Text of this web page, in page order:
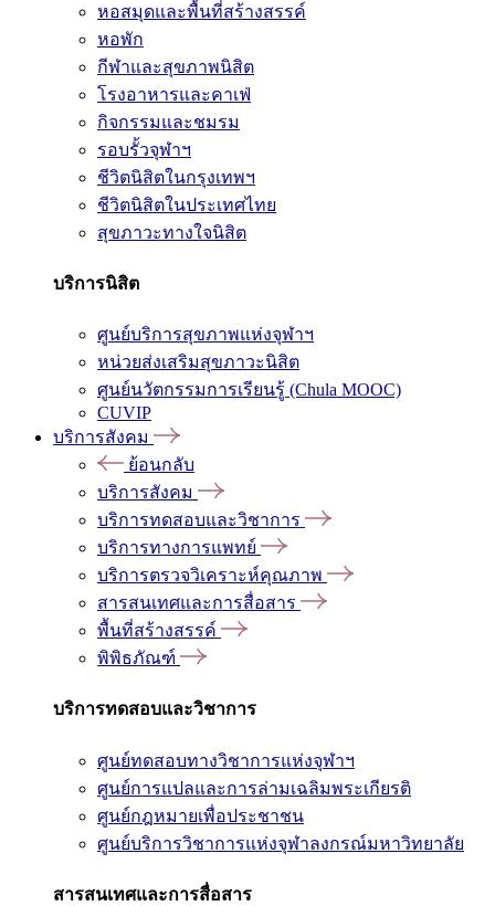
หอสมุดและพื้นที่สร้างสรรค์
หอพัก
กีฬาและสุขภาพนิสิต
โรงอาหารและคาเฟ่
กิจกรรมและชมรม
รอบรั้วจุฬาฯ
ชีวิตนิสิตในกรุงเทพฯ
ชีวิตนิสิตในประเทศไทย
สุขภาวะทางใจนิสิต
บริการนิสิต
ศูนย์บริการสุขภาพแห่งจุฬาฯ
หน่วยส่งเสริมสุขภาวะนิสิต
ศูนย์นวัตกรรมการเรียนรู้ (Chula MOOC)
CUVIP
บริการสังคม
ย้อนกลับ
บริการสังคม
บริการทดสอบและวิชาการ
บริการทางการแพทย์
บริการตรวจวิเคราะห์คุณภาพ
สารสนเทศและการสื่อสาร
พื้นที่สร้างสรรค์
พิพิธภัณฑ์
บริการทดสอบและวิชาการ
ศูนย์ทดสอบทางวิชาการแห่งจุฬาฯ
ศูนย์การแปลและการล่ามเฉลิมพระเกียรติ
ศูนย์กฎหมายเพื่อประชาชน
ศูนย์บริการวิชาการแห่งจุฬาลงกรณ์มหาวิทยาลัย
สารสนเทศและการสื่อสาร